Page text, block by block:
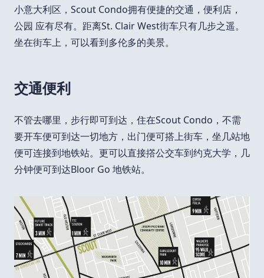
小意大利区，Scout Condo拥有便捷的交通，便利店，
公园 应有尽有。距离St. Clair West街车只有几步之遥。
坐在街车上，可以看到多伦多的美景。
交通便利
不管去哪里，步行即可到达，住在Scout Condo，不需
要开车便可到达一切地方，出门便可搭上街车，坐几站地
便可连接到地铁站。更可以直接撘公交车到约克大学，几
分钟便可到达Bloor Go 地铁站。